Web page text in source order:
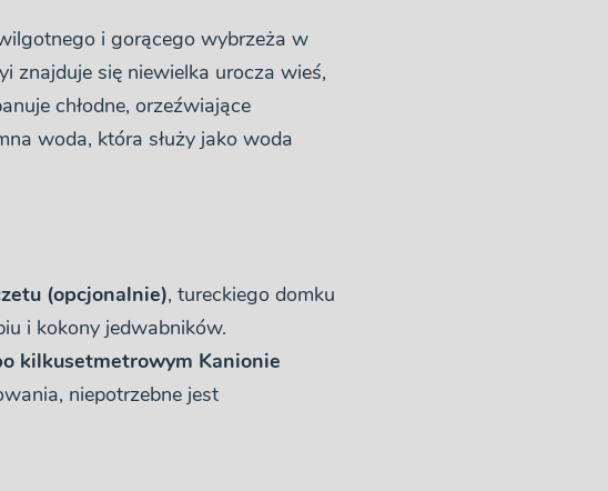
i gorącego wybrzeża w
znajduje się niewielka urocza wieś,
chłodne, orzeźwiające
woda, która służy jako woda
(opcjonalnie), tureckiego domku
i kokony jedwabników.
kilkusetmetrowym Kanionie
niepotrzebne jest